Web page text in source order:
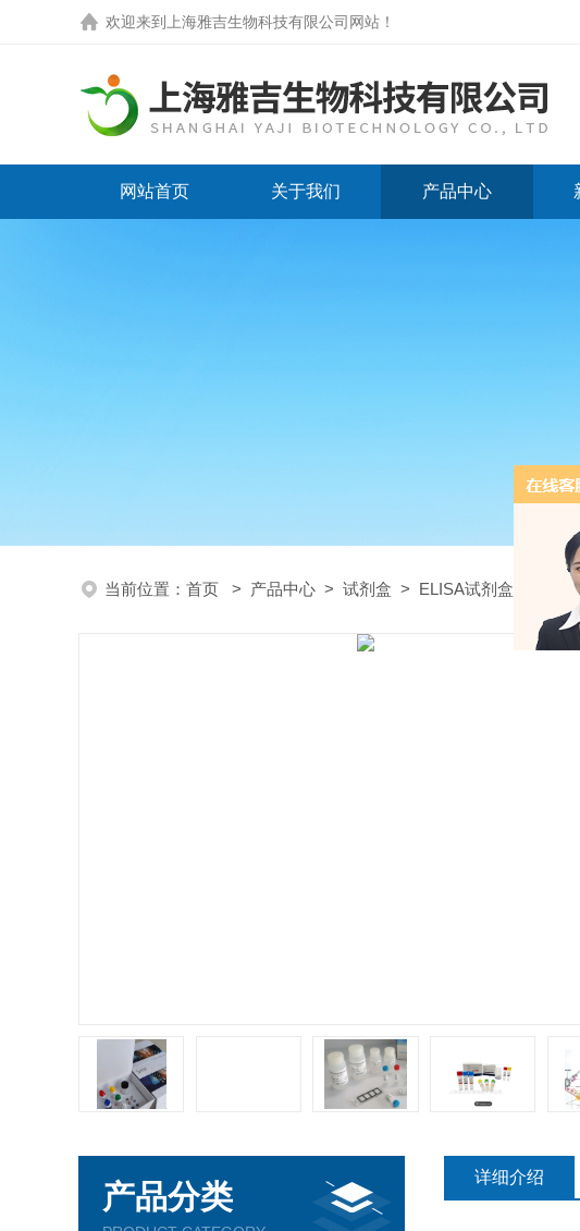
欢迎来到 上海雅吉生物科技有限公司网站 ！
网站首页 关于我们 产品中心
当前位置： 首页 > 产品中心 > 试剂盒 > ELISA试剂盒 >
产品分类
详细介绍